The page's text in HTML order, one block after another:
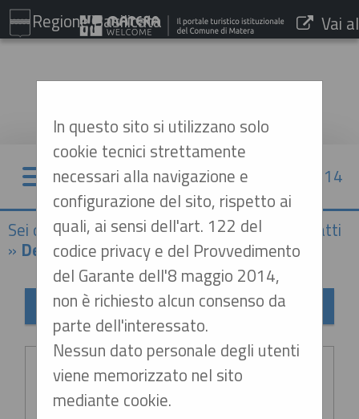
Regione Basilicata
Vai al
07/08/2026 15:14
Sei qui: Home»Procedure d'appalto e contratti
» Delibere a contrarre o atto equivalente
In questo sito si utilizzano solo
cookie tecnici strettamente
necessari alla navigazione e
configurazione del sito, rispetto ai
quali, ai sensi dell'art. 122 del
codice privacy e del Provvedimento
del Garante dell'8 maggio 2014,
non è richiesto alcun consenso da
parte dell'interessato.
Nessun dato personale degli utenti
viene memorizzato nel sito
mediante cookie.
Delibere a contrarre o atto equivalente
Criteri di ricerca
Stazione
appaltante